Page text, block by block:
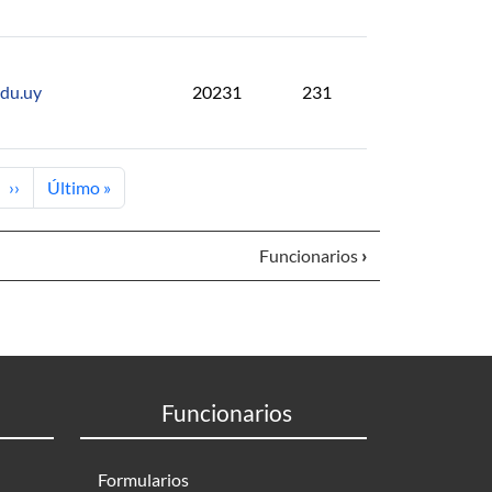
20231 231
Next page
›› Last page
Último »
Funcionarios ›
Funcionarios
Formularios